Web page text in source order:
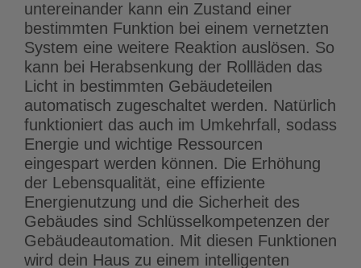
untereinander kann ein Zustand einer
bestimmten Funktion bei einem vernetzten
System eine weitere Reaktion auslösen. So
kann bei Herabsenkung der Rollläden das
Licht in bestimmten Gebäudeteilen
automatisch zugeschaltet werden. Natürlich
funktioniert das auch im Umkehrfall, sodass
Energie und wichtige Ressourcen
eingespart werden können. Die Erhöhung
der Lebensqualität, eine effiziente
Energienutzung und die Sicherheit des
Gebäudes sind Schlüsselkompetenzen der
Gebäudeautomation. Mit diesen Funktionen
wird dein Haus zu einem intelligenten